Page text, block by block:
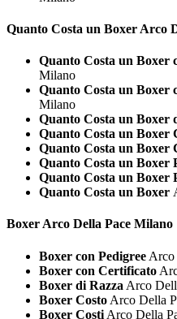
Quanto Costa un Boxer Arco
Quanto Costa un Boxer
Milano
Quanto Costa un Boxer
Milano
Quanto Costa un Boxer
Quanto Costa un Boxer
Quanto Costa un Boxer
Quanto Costa un Boxer
Quanto Costa un Boxer
Quanto Costa un Boxer
Boxer Arco Della Pace Milano
Boxer con Pedigree Arco
Boxer con Certificato
Boxer di Razza Arco
Boxer Costo Arco Della
Boxer Costi Arco Della